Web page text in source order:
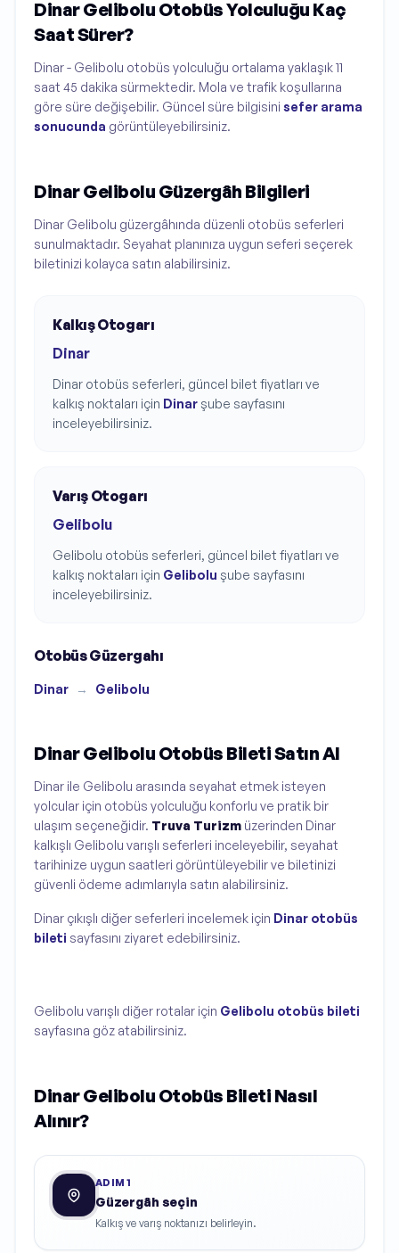
Dinar Gelibolu Otobüs Yolculuğu Kaç
Saat Sürer?
Dinar - Gelibolu otobüs yolculuğu ortalama yaklaşık 11
saat 45 dakika sürmektedir. Mola ve trafik koşullarına
göre süre değişebilir. Güncel süre bilgisini sefer arama
sonucunda görüntüleyebilirsiniz.
Dinar Gelibolu Güzergâh Bilgileri
Dinar Gelibolu güzergâhında düzenli otobüs seferleri
sunulmaktadır. Seyahat planınıza uygun seferi seçerek
biletinizi kolayca satın alabilirsiniz.
Kalkış Otogarı
Dinar
Dinar otobüs seferleri, güncel bilet fiyatları ve
kalkış noktaları için Dinarşube sayfasını
inceleyebilirsiniz.
Varış Otogarı
Gelibolu
Gelibolu otobüs seferleri, güncel bilet fiyatları ve
kalkış noktaları için Gelibolu şube sayfasını
inceleyebilirsiniz.
Otobüs Güzergahı
Dinar → Gelibolu
Dinar Gelibolu Otobüs Bileti Satın Al
Dinar ile Gelibolu arasında seyahat etmek isteyen
yolcular için otobüs yolculuğu konforlu ve pratik bir
ulaşım seçeneğidir. Truva Turizm üzerinden Dinar
kalkışlı Gelibolu varışlı seferleri inceleyebilir, seyahat
tarihinize uygun saatleri görüntüleyebilir ve biletinizi
güvenli ödeme adımlarıyla satın alabilirsiniz.
Dinar çıkışlı diğer seferleri incelemek için Dinar otobüs
bileti sayfasını ziyaret edebilirsiniz.
Gelibolu varışlı diğer rotalar için Gelibolu otobüs bileti
sayfasına göz atabilirsiniz.
Dinar Gelibolu Otobüs Bileti Nasıl
Alınır?
ADIM1
Güzergâh seçin
Kalkış ve varış noktanızı belirleyin.